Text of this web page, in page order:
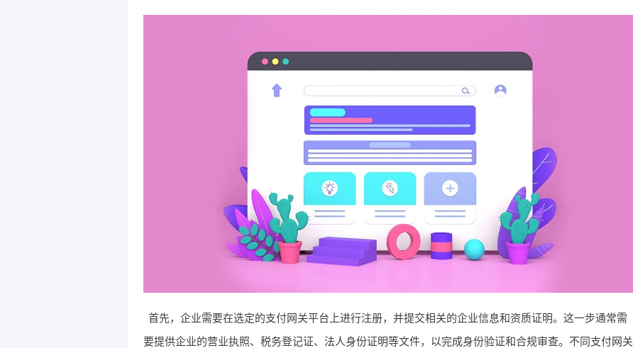
首先，企业需要在选定的支付网关平台上进行注册，并提交相关的企业信息和资质证明。这一步通常需
要提供企业的营业执照、税务登记证、法人身份证明等文件，以完成身份验证和合规审查。不同支付网关